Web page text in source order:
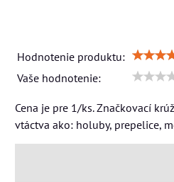
Hodnotenie produktu:
Vaše hodnotenie:
Cena je pre 1/ks. Značkovací
vtáctva ako: holuby, prepelice,